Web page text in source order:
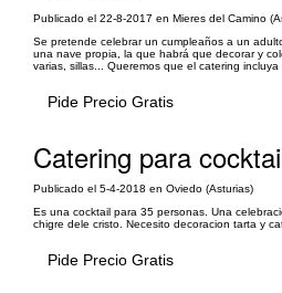
Publicado el 22-8-2017 en Mieres del Camino
Se pretende celebrar un cumpleaños a un
una nave propia, la que habrá que decorar y
varias, sillas... Queremos que el catering incluya
Pide Precio Gratis
Catering para
Publicado el 5-4-2018 en Oviedo (Asturias)
Es una cocktail para 35 personas. Una
chigre dele cristo. Necesito decoracion tarta y
Pide Precio Gratis